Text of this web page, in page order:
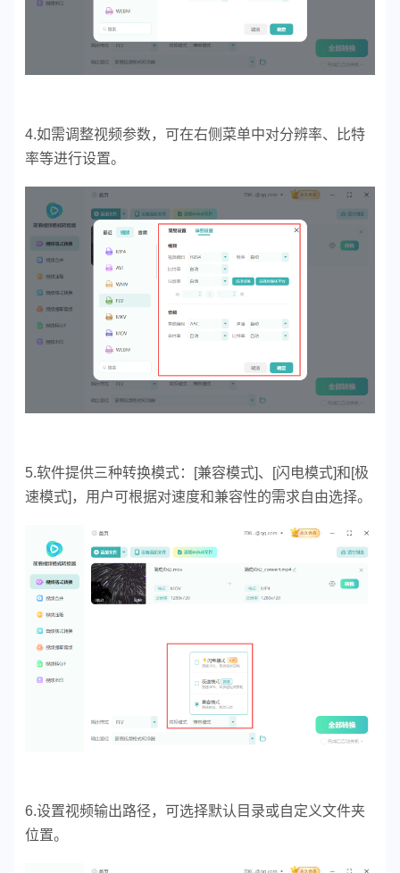
4.如需调整视频参数，可在右侧菜单中对分辨率、比特
率等进行设置。
5.软件提供三种转换模式：[兼容模式]、[闪电模式]和[极
速模式]，用户可根据对速度和兼容性的需求自由选择。
6.设置视频输出路径，可选择默认目录或自定义文件夹
位置。